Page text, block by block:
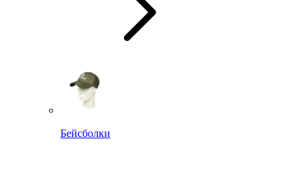
Бейсболки